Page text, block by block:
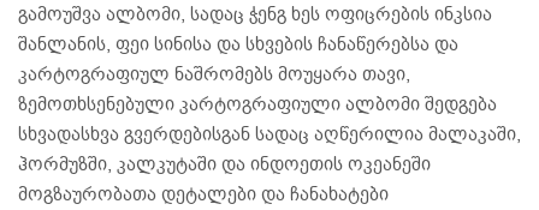
გამოუშვა ალბომი, სადაც ჭენგ ხეს ოფიცრების ინკსია
შანლანის, ფეი სინისა და სხვების ჩანაწერებსა და
კარტოგრაფიულ ნაშრომებს მოუყარა თავი,
ზემოთხსენებული კარტოგრაფიული ალბომი შედგება
სხვადასხვა გვერდებისგან სადაც აღწერილია მალაკაში,
ჰორმუზში, კალკუტაში და ინდოეთის ოკეანეში
მოგზაურობათა დეტალები და ჩანახატები